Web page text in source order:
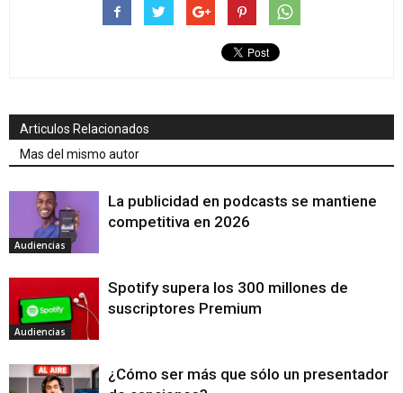
Articulos Relacionados
Mas del mismo autor
Audiencias
La publicidad en podcasts se mantiene
competitiva en 2026
Audiencias
Spotify supera los 300 millones de
suscriptores Premium
¿Cómo ser más que sólo un presentador